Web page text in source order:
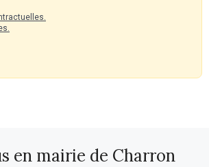
en mairie de Charron